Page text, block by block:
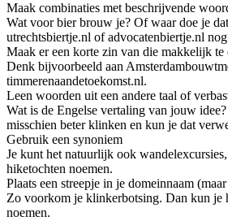
Maak combinaties met beschrijvende
Wat voor bier brouw je? Of waar doe je
utrechtsbiertje.nl of advocatenbiertje.nl
Maak er een korte zin van die makkelijk te
Denk bijvoorbeeld aan
timmerenaandetoekomst.nl.
Leen woorden uit een andere taal of
Wat is de Engelse vertaling van jouw
misschien beter klinken en kun je dat
Gebruik een synoniem
Je kunt het natuurlijk ook
hiketochten noemen.
Plaats een streepje in je domeinnaam
Zo voorkom je klinkerbotsing. Dan kun je
noemen.